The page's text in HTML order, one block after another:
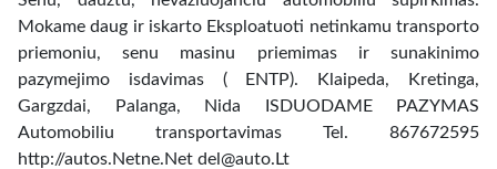
Mokame daug ir iskarto Eksploatuoti netinkamu transporto
priemoniu, senu masinu priemimas ir sunakinimo
pazymejimo isdavimas ( ENTP). Klaipeda, Kretinga,
Gargzdai, Palanga, Nida ISDUODAME PAZYMAS
Automobiliu transportavimas Tel. 867672595
http://autos.Netne.Net del@auto.Lt